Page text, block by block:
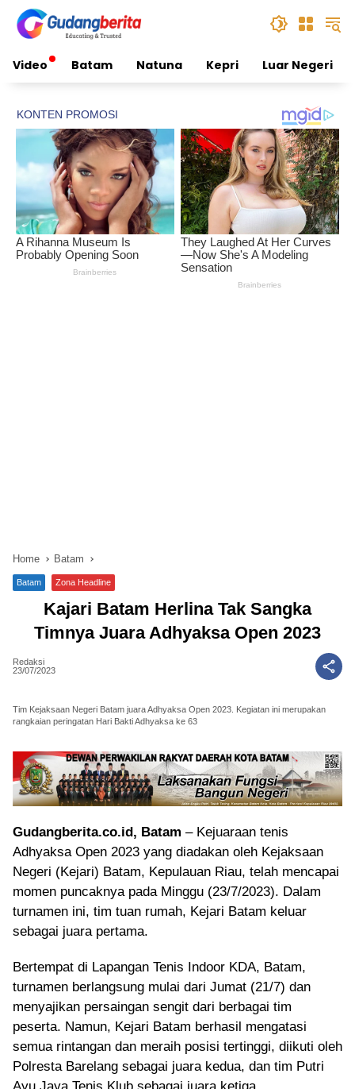
content
Video Batam Natuna Kepri Luar Negeri
Home Batam
Batam Zona Headline
Kajari Batam Herlina Tak Sangka
Timnya Juara Adhyaksa Open 2023
Redaksi
23/07/2023
Tim Kejaksaan Negeri Batam juara Adhyaksa Open 2023. Kegiatan ini merupakan
rangkaian peringatan Hari Bakti Adhyaksa ke 63
Gudangberita.co.id, Batam – Kejuaraan tenis
Adhyaksa Open 2023 yang diadakan oleh Kejaksaan
Negeri (Kejari) Batam, Kepulauan Riau, telah mencapai
momen puncaknya pada Minggu (23/7/2023). Dalam
turnamen ini, tim tuan rumah, Kejari Batam keluar
sebagai juara pertama.
Bertempat di Lapangan Tenis Indoor KDA, Batam,
turnamen berlangsung mulai dari Jumat (21/7) dan
menyajikan persaingan sengit dari berbagai tim
peserta. Namun, Kejari Batam berhasil mengatasi
semua rintangan dan meraih posisi tertinggi, diikuti oleh
Polresta Barelang sebagai juara kedua, dan tim Putri